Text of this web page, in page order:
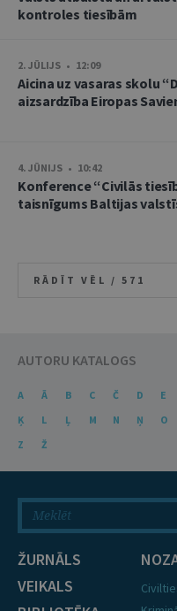
kontroles tiesībām
2. JŪLIJS • 12:09
Aicina uz vasaras skolu
aizsardzība Eiropas
4. JŪNIJS • 10:42
Konference “Civilās
taisnīgums Baltijas
RĀDĪT VĒL / 571
AUTORU KATALOGS
A Ā B C Č D E
Ķ
L Ļ M N Ņ O
Z
Ž
ŽURNĀLS
VEIKALS